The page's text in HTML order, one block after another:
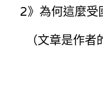
2》為何這麼受
（文章是作